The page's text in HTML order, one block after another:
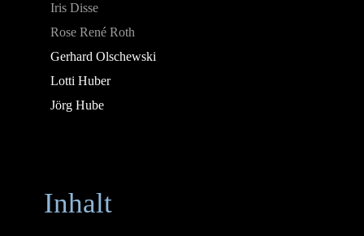
Iris Disse
Rose René Roth
Gerhard Olschewski
Lotti Huber
Jörg Hube
Inhalt